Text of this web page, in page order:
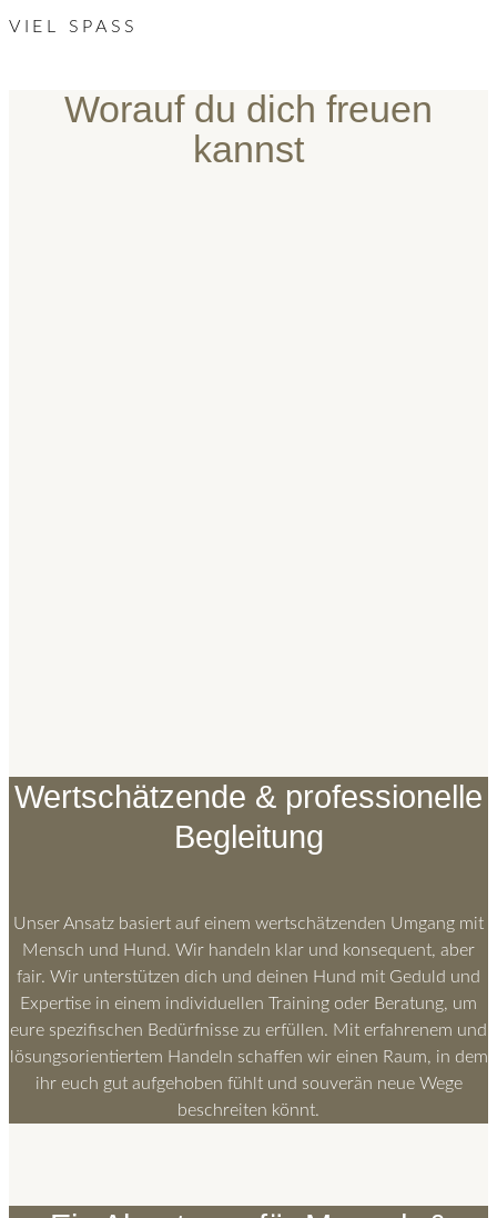
VIEL SPASS
Worauf du dich freuen
kannst
Wertschätzende & professionelle
Begleitung
Unser Ansatz basiert auf einem wertschätzenden Umgang mit
Mensch und Hund. Wir handeln klar und konsequent, aber
fair. Wir unterstützen dich und deinen Hund mit Geduld und
Expertise in einem individuellen Training oder Beratung, um
eure spezifischen Bedürfnisse zu erfüllen. Mit erfahrenem und
lösungsorientiertem Handeln schaffen wir einen Raum, in dem
ihr euch gut aufgehoben fühlt und souverän neue Wege
beschreiten könnt.